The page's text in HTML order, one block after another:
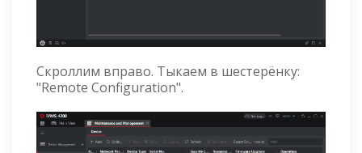
Скроллим вправо. Тыкаем в шестерёнку:
"Remote Configuration".